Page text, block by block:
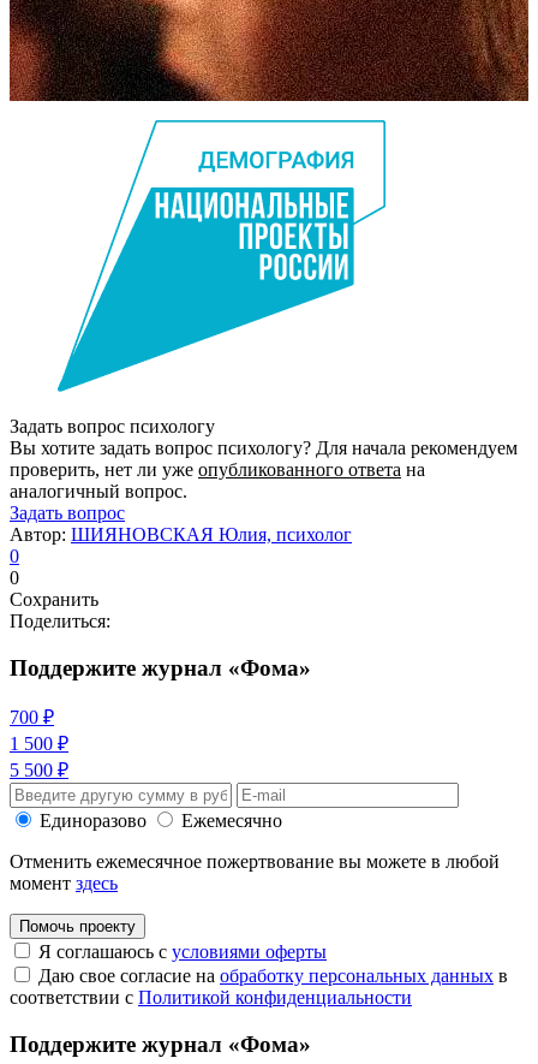
Задать вопрос психологу
Вы хотите задать вопрос психологу? Для начала рекомендуем
проверить, нет ли уже опубликованного ответа на
аналогичный вопрос.
Задать вопрос
Автор: ШИЯНОВСКАЯ Юлия, психолог
0
0
Сохранить
Поделиться:
Поддержите журнал «Фома»
700 ₽
1 500 ₽
5 500 ₽
Единоразово
Ежемесячно
Отменить ежемесячное пожертвование вы можете в любой
момент здесь
Помочь проекту
Я соглашаюсь с условиями оферты
Даю свое согласие на обработку персональных данных в
соответствии с Политикой конфиденциальности
Поддержите журнал «Фома»